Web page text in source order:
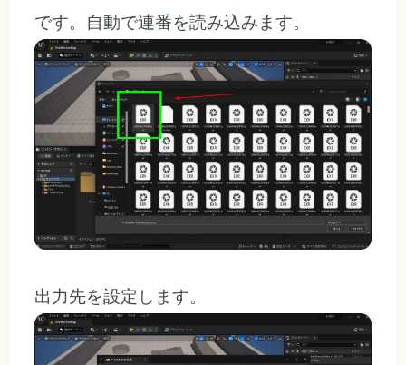
です。自動で連番を読み込みます。
出力先を設定します。